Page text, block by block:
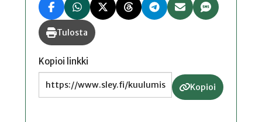
Tulosta
Kopioi linkki
Kopioi